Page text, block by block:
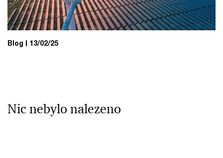
Blog 13/02/25
Nic nebylo nalezeno